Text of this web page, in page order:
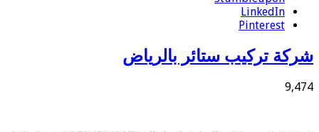
LinkedIn
Pinterest
شركة تركيب ستائر بالرياض
9,474